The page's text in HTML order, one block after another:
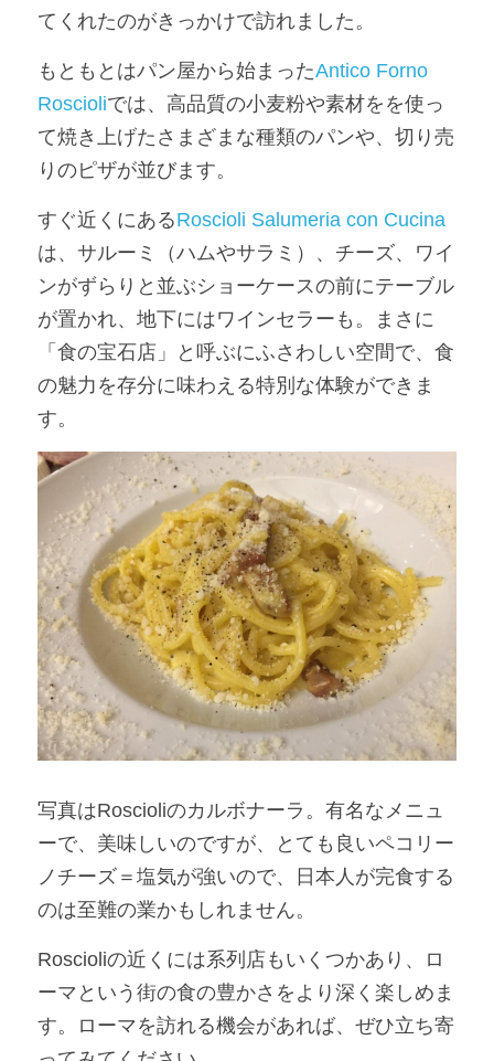
てくれたのがきっかけで訪れました。
もともとはパン屋から始まったAntico Forno
Roscioliでは、高品質の小麦粉や素材をを使っ
て焼き上げたさまざまな種類のパンや、切り売
りのピザが並びます。
すぐ近くにあるRoscioli Salumeria con Cucina
は、サルーミ（ハムやサラミ）、チーズ、ワイ
ンがずらりと並ぶショーケースの前にテーブル
が置かれ、地下にはワインセラーも。まさに
「食の宝石店」と呼ぶにふさわしい空間で、食
の魅力を存分に味わえる特別な体験ができま
す。
写真はRoscioliのカルボナーラ。有名なメニュ
ーで、美味しいのですが、とても良いペコリー
ノチーズ＝塩気が強いので、日本人が完食する
のは至難の業かもしれません。
Roscioliの近くには系列店もいくつかあり、ロ
ーマという街の食の豊かさをより深く楽しめま
す。ローマを訪れる機会があれば、ぜひ立ち寄